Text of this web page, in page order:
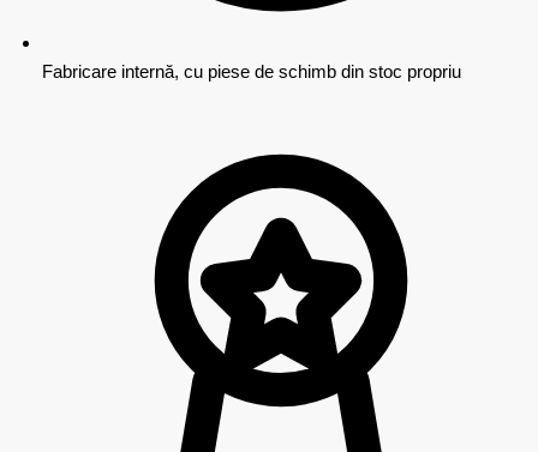
Fabricare internă, cu piese de schimb din stoc propriu